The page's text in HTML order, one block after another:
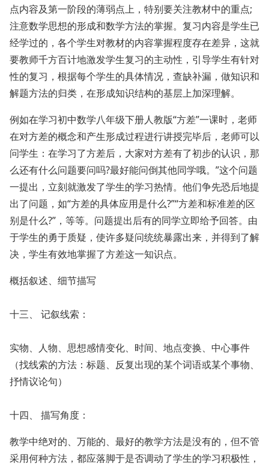
点内容及第一阶段的薄弱点上，特别要关注教材中的重点;
注意数学思想的形成和数学方法的掌握。复习内容是学生已
经学过的，各个学生对教材的内容掌握程度存在差异，这就
要教师千方百计地激发学生复习的主动性，引导学生有针对
性的复习，根据每个学生的具体情况，查缺补漏，做知识和
解题方法的归类，在形成知识结构的基层上加深理解。
例如在学习初中数学八年级下册人教版“方差”一课时，老师
在对方差的概念和产生形成过程进行讲授完毕后，老师可以
问学生：在学习了方差后，大家对方差有了初步的认识，那
么还有什么问题要问吗?最好能问倒其他同学哦。”这个问题
一提出，立刻就激发了学生的学习热情。他们争先恐后地提
出了问题，如“方差的具体应用是什么?”“方差和标准差的区
别是什么?”，等等。问题提出后有的同学立即给予回答。由
于学生的勇于质疑，使许多疑问统统暴露出来，并得到了解
决，学生有效地掌握了方差这一知识点。
概括叙述、细节描写
十三、 记叙线索：
实物、人物、思想感情变化、时间、地点变换、中心事件
（找线索的方法：标题、反复出现的某个词语或某个事物、
抒情议论句）
十四、 描写角度：
教学中绝对的、万能的、最好的教学方法是没有的，但不管
采用何种方法，都应落脚于是否调动了学生的学习积极性，